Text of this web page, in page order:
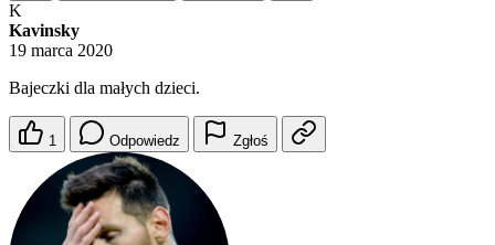
K
Kavinsky
19 marca 2020
Bajeczki dla małych dzieci.
1 Odpowiedz Zgłoś